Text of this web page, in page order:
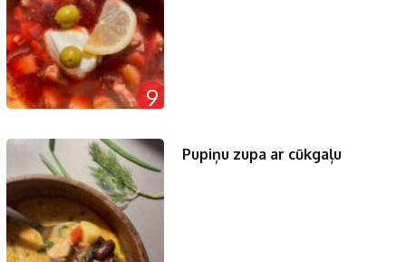
9
Pupiņu zupa ar cūkgaļu